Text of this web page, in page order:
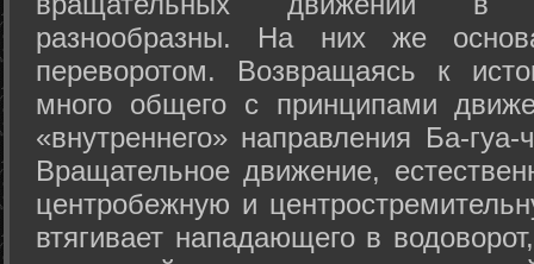
разнообразны. На них же
переворотом. Возвращаясь к
много общего с принципами
«внутреннего» направления Ба-
Вращательное движение,
центробежную и
втягивает нападающего в